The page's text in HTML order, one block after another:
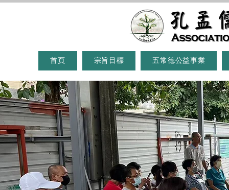
首頁 宗旨目標 五常德公益事業